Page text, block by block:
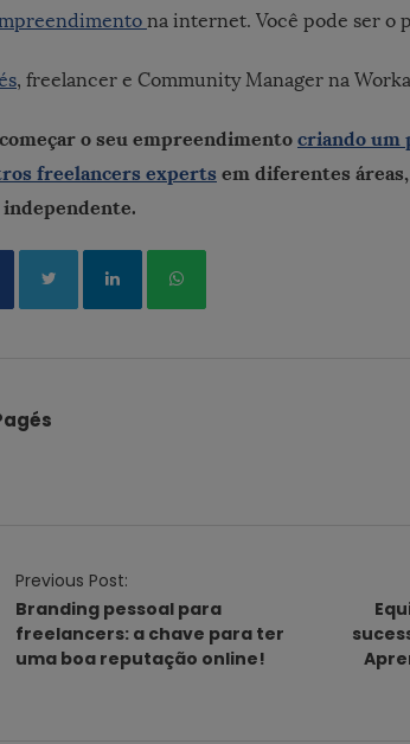
na internet. Você pode ser o
, freelancer e Community Manager na
o seu empreendimentocriando um
freelancers experts em diferentes
Previous Post:
Branding pessoal para
freelancers: a chave para ter
uma boa reputação online!